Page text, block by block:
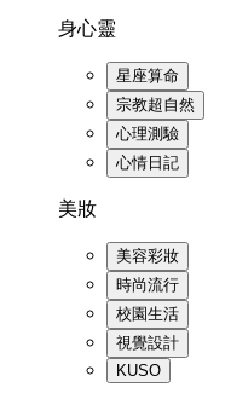
身心靈
星座算命
宗教超自然
心理測驗
心情日記
美妝
美容彩妝
時尚流行
校園生活
視覺設計
KUSO